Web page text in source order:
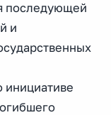
последующей
и
инициативе